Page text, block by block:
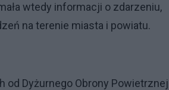
wtedy informacji o zdarzeniu,
na terenie miasta i powiatu.
od Dyżurnego Obrony Powietrznej